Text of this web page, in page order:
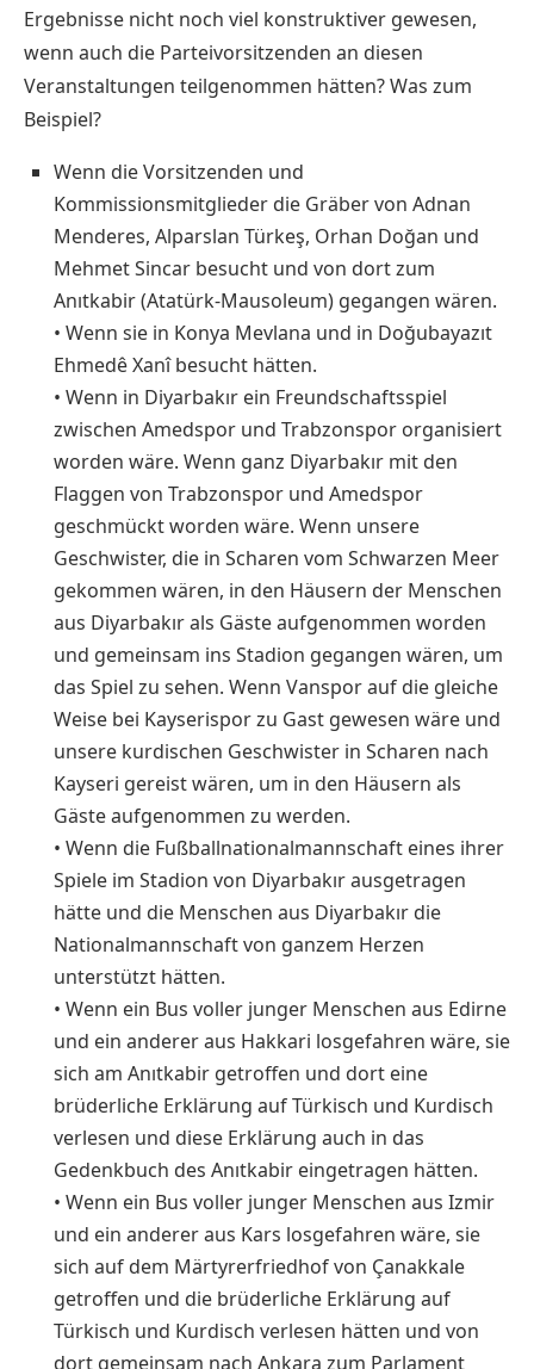
Ergebnisse nicht noch viel konstruktiver gewesen,
wenn auch die Parteivorsitzenden an diesen
Veranstaltungen teilgenommen hätten? Was zum
Beispiel?
Wenn die Vorsitzenden und
Kommissionsmitglieder die Gräber von Adnan
Menderes, Alparslan Türkeş, Orhan Doğan und
Mehmet Sincar besucht und von dort zum
Anıtkabir (Atatürk-Mausoleum) gegangen wären.
• Wenn sie in Konya Mevlana und in Doğubayazıt
Ehmedê Xanî besucht hätten.
• Wenn in Diyarbakır ein Freundschaftsspiel
zwischen Amedspor und Trabzonspor organisiert
worden wäre. Wenn ganz Diyarbakır mit den
Flaggen von Trabzonspor und Amedspor
geschmückt worden wäre. Wenn unsere
Geschwister, die in Scharen vom Schwarzen Meer
gekommen wären, in den Häusern der Menschen
aus Diyarbakır als Gäste aufgenommen worden
und gemeinsam ins Stadion gegangen wären, um
das Spiel zu sehen. Wenn Vanspor auf die gleiche
Weise bei Kayserispor zu Gast gewesen wäre und
unsere kurdischen Geschwister in Scharen nach
Kayseri gereist wären, um in den Häusern als
Gäste aufgenommen zu werden.
• Wenn die Fußballnationalmannschaft eines ihrer
Spiele im Stadion von Diyarbakır ausgetragen
hätte und die Menschen aus Diyarbakır die
Nationalmannschaft von ganzem Herzen
unterstützt hätten.
• Wenn ein Bus voller junger Menschen aus Edirne
und ein anderer aus Hakkari losgefahren wäre, sie
sich am Anıtkabir getroffen und dort eine
brüderliche Erklärung auf Türkisch und Kurdisch
verlesen und diese Erklärung auch in das
Gedenkbuch des Anıtkabir eingetragen hätten.
• Wenn ein Bus voller junger Menschen aus Izmir
und ein anderer aus Kars losgefahren wäre, sie
sich auf dem Märtyrerfriedhof von Çanakkale
getroffen und die brüderliche Erklärung auf
Türkisch und Kurdisch verlesen hätten und von
dort gemeinsam nach Ankara zum Parlament